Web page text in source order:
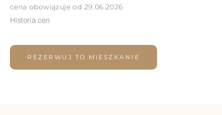
cena obowiązuje od 29.06.2026
Historia cen
REZERWUJ TO MIESZKANIE